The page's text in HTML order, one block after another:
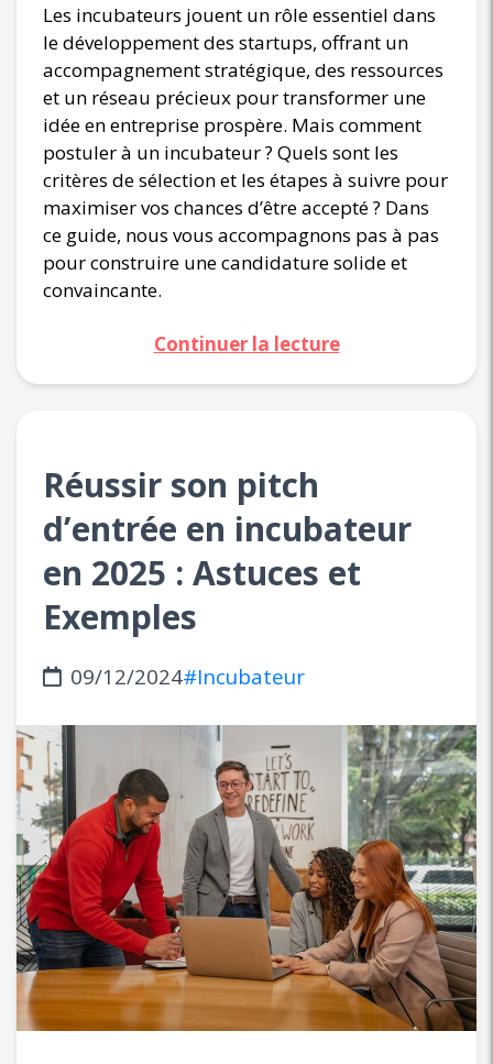
Les incubateurs jouent un rôle essentiel dans
le développement des startups, offrant un
accompagnement stratégique, des ressources
et un réseau précieux pour transformer une
idée en entreprise prospère. Mais comment
postuler à un incubateur ? Quels sont les
critères de sélection et les étapes à suivre pour
maximiser vos chances d’être accepté ? Dans
ce guide, nous vous accompagnons pas à pas
pour construire une candidature solide et
convaincante.
Continuer la lecture
Réussir son pitch
d’entrée en incubateur
en 2025 : Astuces et
Exemples
09/12/2024#Incubateur